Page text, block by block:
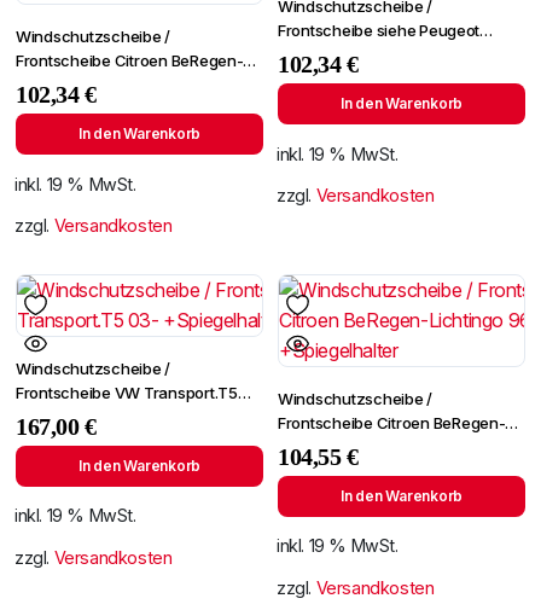
Windschutzscheibe /
Frontscheibe Citroen BeRegen-
Lichtingo 96- +Spiegelhalter
102,34€
In den Warenkorb
inkl. 19 % MwSt.
zzgl. Versandkosten
Windschutzscheibe /
Frontscheibe siehe Peugeot
Partner 96- (2724)
102,34€
In den Warenkorb
inkl. 19 % MwSt.
zzgl. Versandkosten
Windschutzscheibe /
Frontscheibe VW Transport.T5
03- +Spiegelhalter
167,00€
In den Warenkorb
inkl. 19 % MwSt.
zzgl. Versandkosten
Windschutzscheibe /
Frontscheibe Citroen BeRegen-
Lichtingo 96- +Spiegelhalter
104,55€
In den Warenkorb
inkl. 19 % MwSt.
zzgl. Versandkosten